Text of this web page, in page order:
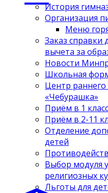
История
Организация
Меню
Заказ справки
вычета за
Новости
Школьная
Центр раннего
«Чебурашка»
Приём в 1 класс
Приём в 2-11
Отделение
детей
Выбор модуля
религиозных
Льготы для